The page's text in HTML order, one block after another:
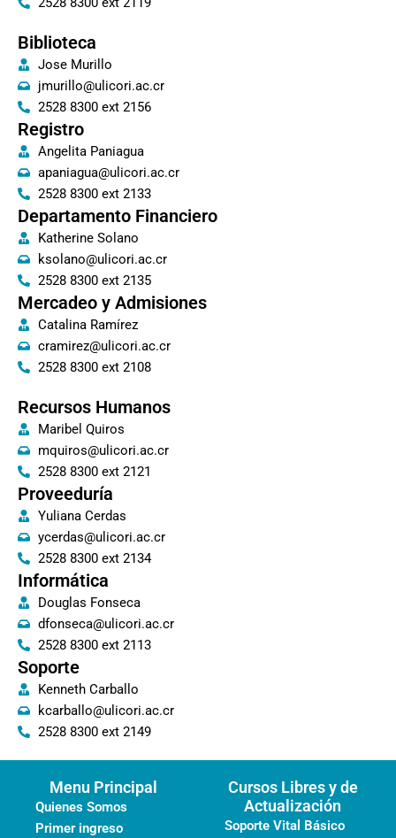
Biblioteca
Jose Murillo
jmurillo@ulicori.ac.cr
2528 8300 ext 2156
Registro
Angelita Paniagua
apaniagua@ulicori.ac.cr
2528 8300 ext 2133
Departamento Financiero
Katherine Solano
ksolano@ulicori.ac.cr
2528 8300 ext 2135
Mercadeo y Admisiones
Catalina Ramírez
cramirez@ulicori.ac.cr
2528 8300 ext 2108
Recursos Humanos
Maribel Quiros
mquiros@ulicori.ac.cr
2528 8300 ext 2121
Proveeduría
Yuliana Cerdas
ycerdas@ulicori.ac.cr
2528 8300 ext 2134
Informática
Douglas Fonseca
dfonseca@ulicori.ac.cr
2528 8300 ext 2113
Soporte
Kenneth Carballo
kcarballo@ulicori.ac.cr
2528 8300 ext 2149
Menu Principal
Quienes Somos
Primer ingreso
Cursos Libres y de
Actualización
Soporte Vital Básico